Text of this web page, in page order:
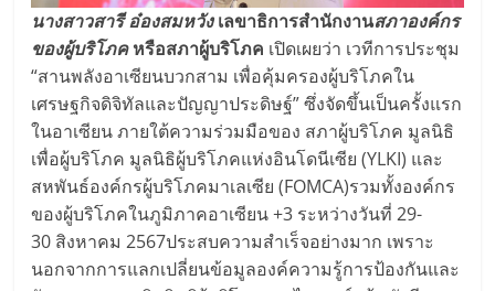
นางสาวสารี อ๋องสมหวังเลขาธิการสำนักงานสภาองค์กร
ของผู้บริโภค หรือสภาผู้บริโภค เปิดเผยว่า เวทีการประชุม
“สานพลังอาเซียนบวกสาม เพื่อคุ้มครองผู้บริโภคใน
เศรษฐกิจดิจิทัลและปัญญาประดิษฐ์” ซึ่งจัดขึ้นเป็นครั้งแรก
ในอาเซียน ภายใต้ความร่วมมือของ สภาผู้บริโภค มูลนิธิ
เพื่อผู้บริโภค มูลนิธิผู้บริโภคแห่งอินโดนีเซีย (YLKI) และ
สหพันธ์องค์กรผู้บริโภคมาเลเซีย (FOMCA)รวมทั้งองค์กร
ของผู้บริโภคในภูมิภาคอาเซียน +3 ระหว่างวันที่ 29-
30 สิงหาคม 2567ประสบความสำเร็จอย่างมาก เพราะ
นอกจากการแลกเปลี่ยนข้อมูลองค์ความรู้การป้องกันและ